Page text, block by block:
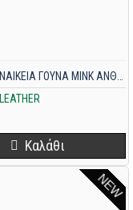
Καλάθι
NEW